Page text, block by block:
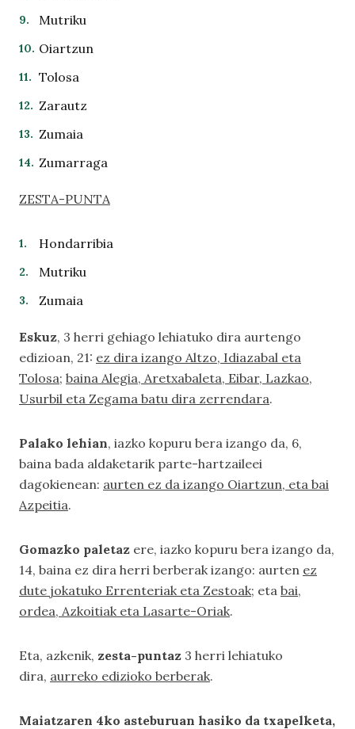
Mutriku
Oiartzun
Tolosa
Zarautz
Zumaia
Zumarraga
ZESTA-PUNTA
Hondarribia
Mutriku
Zumaia
Eskuz, 3 herri gehiago lehiatuko dira aurtengo
edizioan, 21: ez dira izango Altzo, Idiazabal eta
Tolosa; baina Alegia, Aretxabaleta, Eibar, Lazkao,
Usurbil eta Zegama batu dira zerrendara.
Palako lehian, iazko kopuru bera izango da, 6,
baina bada aldaketarik parte-hartzaileei
dagokienean: aurten ez da izango Oiartzun, eta bai
Azpeitia.
Gomazko paletaz ere, iazko kopuru bera izango da,
14, baina ez dira herri berberak izango: aurten ez
dute jokatuko Errenteriak eta Zestoak; eta bai,
ordea, Azkoitiak eta Lasarte-Oriak.
Eta, azkenik, zesta-puntaz 3 herri lehiatuko
dira, aurreko edizioko berberak.
Maiatzaren 4ko asteburuan hasiko da txapelketa,